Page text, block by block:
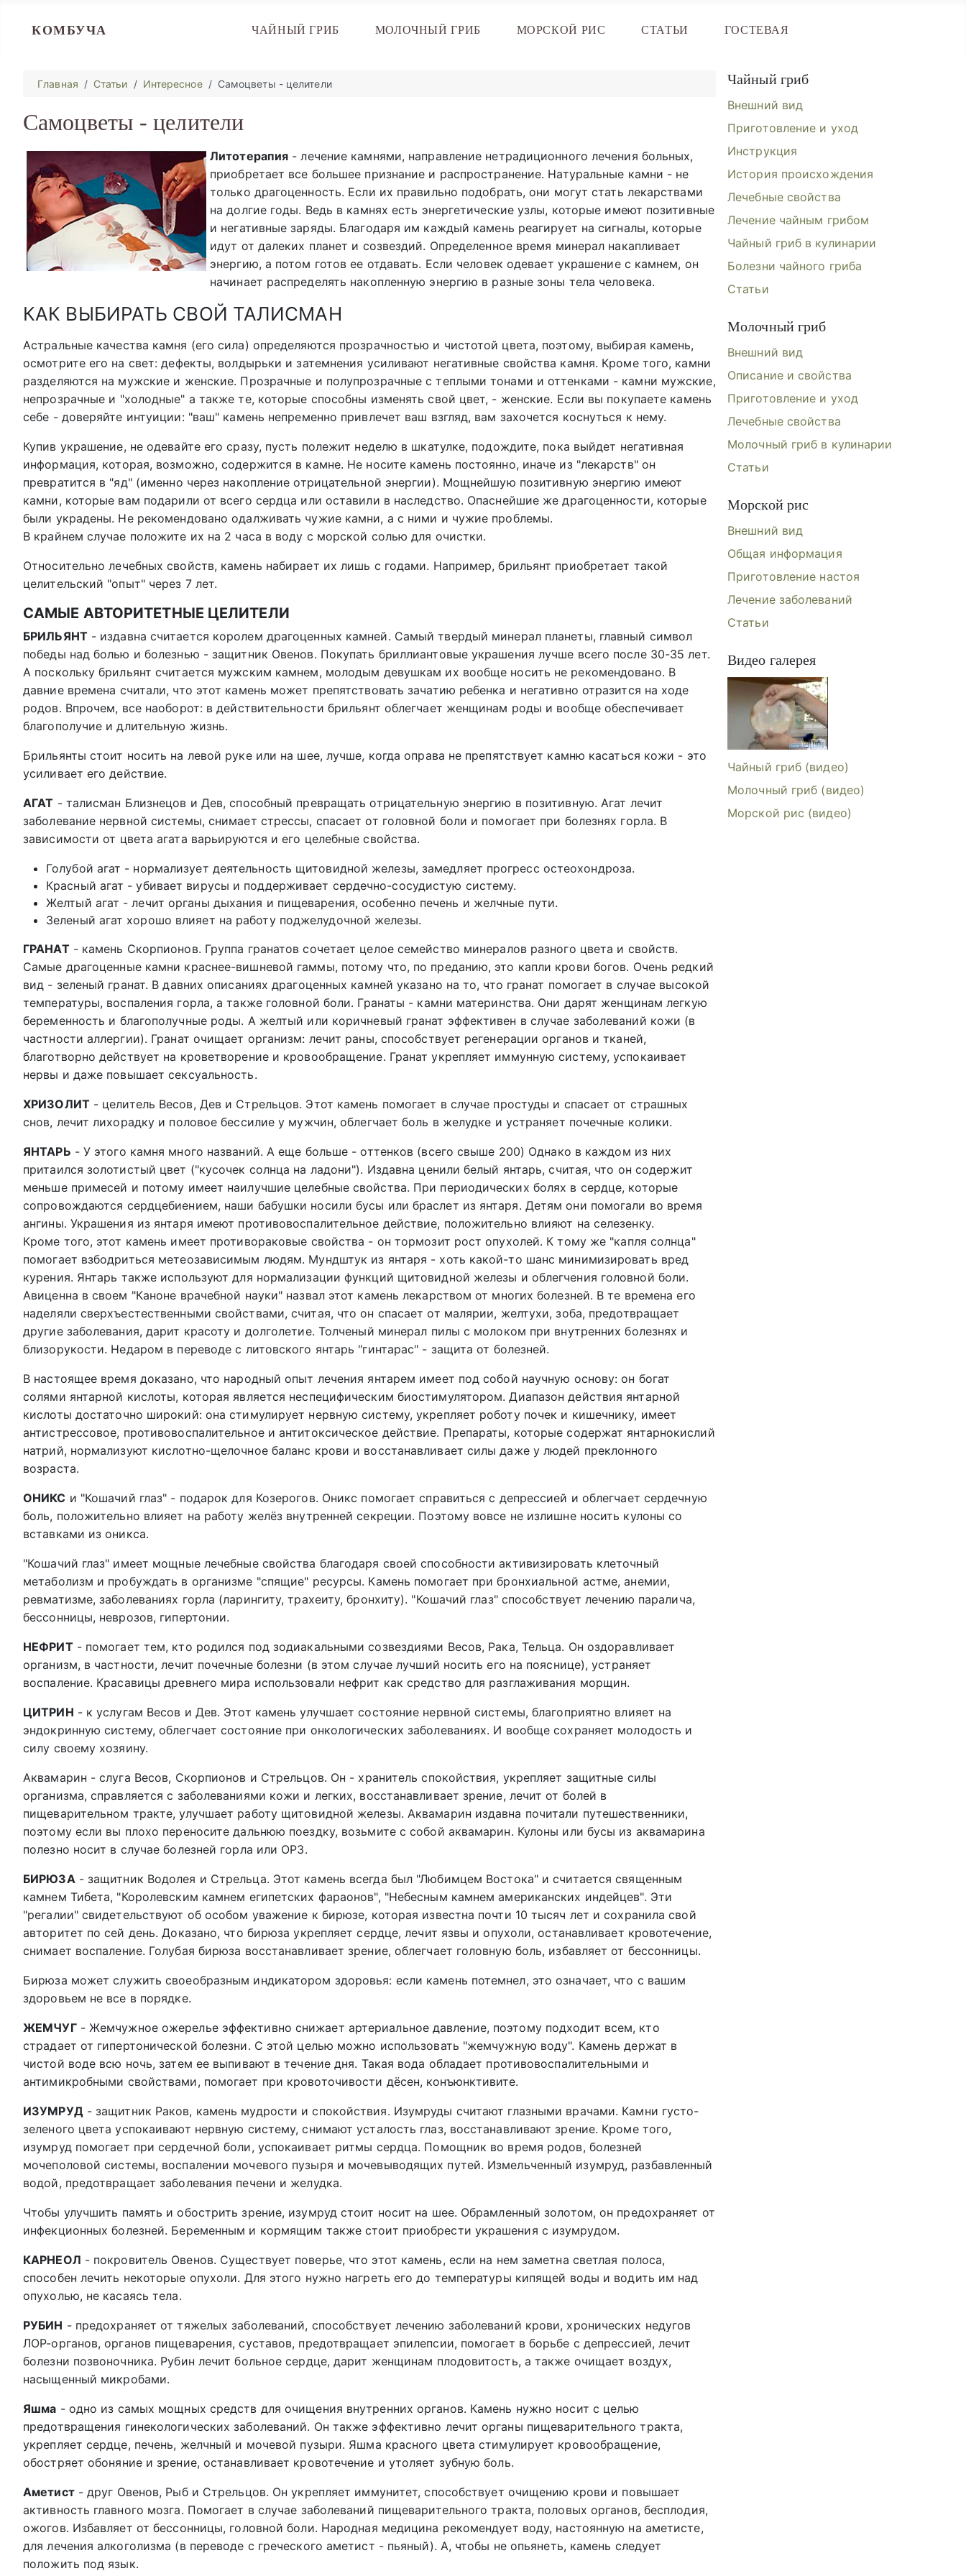
КОМБУЧА ЧАЙНЫЙ ГРИБ МОЛОЧНЫЙ ГРИБ МОРСКОЙ РИС СТАТЬИ ГОСТЕВАЯ
Главная Статьи Интересное Самоцветы - целители
Самоцветы - целители
Литотерапия - лечение камнями, направление нетрадиционного лечения больных,
приобретает все большее признание и распространение. Натуральные камни - не
только драгоценность. Если их правильно подобрать, они могут стать лекарствами
на долгие годы. Ведь в камнях есть энергетические узлы, которые имеют позитивные
и негативные заряды. Благодаря им каждый камень реагирует на сигналы, которые
идут от далеких планет и созвездий. Определенное время минерал накапливает
энергию, а потом готов ее отдавать. Если человек одевает украшение с камнем, он
начинает распределять накопленную энергию в разные зоны тела человека.
КАК ВЫБИРАТЬ СВОЙ ТАЛИСМАН
Астральные качества камня (его сила) определяются прозрачностью и чистотой цвета, поэтому, выбирая камень,
осмотрите его на свет: дефекты, волдырьки и затемнения усиливают негативные свойства камня. Кроме того, камни
разделяются на мужские и женские. Прозрачные и полупрозрачные с теплыми тонами и оттенками - камни мужские,
непрозрачные и "холодные" а также те, которые способны изменять свой цвет, - женские. Если вы покупаете камень
себе - доверяйте интуиции: "ваш" камень непременно привлечет ваш взгляд, вам захочется коснуться к нему.
Купив украшение, не одевайте его сразу, пусть полежит неделю в шкатулке, подождите, пока выйдет негативная
информация, которая, возможно, содержится в камне. Не носите камень постоянно, иначе из "лекарств" он
превратится в "яд" (именно через накопление отрицательной энергии). Мощнейшую позитивную энергию имеют
камни, которые вам подарили от всего сердца или оставили в наследство. Опаснейшие же драгоценности, которые
были украдены. Не рекомендовано одалживать чужие камни, а с ними и чужие проблемы.
В крайнем случае положите их на 2 часа в воду с морской солью для очистки.
Относительно лечебных свойств, камень набирает их лишь с годами. Например, брильянт приобретает такой
целительский "опыт" через 7 лет.
САМЫЕ АВТОРИТЕТНЫЕ ЦЕЛИТЕЛИ
БРИЛЬЯНТ- издавна считается королем драгоценных камней. Самый твердый минерал планеты, главный символ
победы над болью и болезнью - защитник Овенов. Покупать бриллиантовые украшения лучше всего после 30-35 лет.
А поскольку брильянт считается мужским камнем, молодым девушкам их вообще носить не рекомендовано. В
давние времена считали, что этот камень может препятствовать зачатию ребенка и негативно отразится на ходе
родов. Впрочем, все наоборот: в действительности брильянт облегчает женщинам роды и вообще обеспечивает
благополучие и длительную жизнь.
Брильянты стоит носить на левой руке или на шее, лучше, когда оправа не препятствует камню касаться кожи - это
усиливает его действие.
АГАТ - талисман Близнецов и Дев, способный превращать отрицательную энергию в позитивную. Агат лечит
заболевание нервной системы, снимает стрессы, спасает от головной боли и помогает при болезнях горла. В
зависимости от цвета агата варьируются и его целебные свойства.
Голубой агат - нормализует деятельность щитовидной железы, замедляет прогресс остеохондроза.
Красный агат - убивает вирусы и поддерживает сердечно-сосудистую систему.
Желтый агат - лечит органы дыхания и пищеварения, особенно печень и желчные пути.
Зеленый агат хорошо влияет на работу поджелудочной железы.
ГРАНАТ- камень Скорпионов. Группа гранатов сочетает целое семейство минералов разного цвета и свойств.
Самые драгоценные камни краснее-вишневой гаммы, потому что, по преданию, это капли крови богов. Очень редкий
вид - зеленый гранат. В давних описаниях драгоценных камней указано на то, что гранат помогает в случае высокой
температуры, воспаления горла, а также головной боли. Гранаты - камни материнства. Они дарят женщинам легкую
беременность и благополучные роды. А желтый или коричневый гранат эффективен в случае заболеваний кожи (в
частности аллергии). Гранат очищает организм: лечит раны, способствует регенерации органов и тканей,
благотворно действует на кроветворение и кровообращение. Гранат укрепляет иммунную систему, успокаивает
нервы и даже повышает сексуальность.
ХРИЗОЛИТ- целитель Весов, Дев и Стрельцов. Этот камень помогает в случае простуды и спасает от страшных
снов, лечит лихорадку и половое бессилие у мужчин, облегчает боль в желудке и устраняет почечные колики.
ЯНТАРЬ - У этого камня много названий. А еще больше - оттенков (всего свыше 200) Однако в каждом из них
притаился золотистый цвет ("кусочек солнца на ладони"). Издавна ценили белый янтарь, считая, что он содержит
меньше примесей и потому имеет наилучшие целебные свойства. При периодических болях в сердце, которые
сопровождаются сердцебиением, наши бабушки носили бусы или браслет из янтаря. Детям они помогали во время
ангины. Украшения из янтаря имеют противовоспалительное действие, положительно влияют на селезенку.
Кроме того, этот камень имеет противораковые свойства - он тормозит рост опухолей. К тому же "капля солнца"
помогает взбодриться метеозависимым людям. Мундштук из янтаря - хоть какой-то шанс минимизировать вред
курения. Янтарь также используют для нормализации функций щитовидной железы и облегчения головной боли.
Авиценна в своем "Каноне врачебной науки" назвал этот камень лекарством от многих болезней. В те времена его
наделяли сверхъестественными свойствами, считая, что он спасает от малярии, желтухи, зоба, предотвращает
другие заболевания, дарит красоту и долголетие. Толченый минерал пилы с молоком при внутренних болезнях и
близорукости. Недаром в переводе с литовского янтарь "гинтарас" - защита от болезней.
В настоящее время доказано, что народный опыт лечения янтарем имеет под собой научную основу: он богат
солями янтарной кислоты, которая является неспецифическим биостимулятором. Диапазон действия янтарной
кислоты достаточно широкий: она стимулирует нервную систему, укрепляет роботу почек и кишечнику, имеет
антистрессовое, противовоспалительное и антитоксическое действие. Препараты, которые содержат янтарнокислий
натрий, нормализуют кислотно-щелочное баланс крови и восстанавливает силы даже у людей преклонного
возраста.
ОНИКС и "Кошачий глаз" - подарок для Козерогов. Оникс помогает справиться с депрессией и облегчает сердечную
боль, положительно влияет на работу желёз внутренней секреции. Поэтому вовсе не излишне носить кулоны со
вставками из оникса.
"Кошачий глаз" имеет мощные лечебные свойства благодаря своей способности активизировать клеточный
метаболизм и пробуждать в организме "спящие" ресурсы. Камень помогает при бронхиальной астме, анемии,
ревматизме, заболеваниях горла (ларингиту, трахеиту, бронхиту). "Кошачий глаз" способствует лечению паралича,
бессонницы, неврозов, гипертонии.
НЕФРИТ- помогает тем, кто родился под зодиакальными созвездиями Весов, Рака, Тельца. Он оздоравливает
организм, в частности, лечит почечные болезни (в этом случае лучший носить его на пояснице), устраняет
воспаление. Красавицы древнего мира использовали нефрит как средство для разглаживания морщин.
ЦИТРИН - к услугам Весов и Дев. Этот камень улучшает состояние нервной системы, благоприятно влияет на
эндокринную систему, облегчает состояние при онкологических заболеваниях. И вообще сохраняет молодость и
силу своему хозяину.
Аквамарин - слуга Весов, Скорпионов и Стрельцов. Он - хранитель спокойствия, укрепляет защитные силы
организма, справляется с заболеваниями кожи и легких, восстанавливает зрение, лечит от болей в
пищеварительном тракте, улучшает работу щитовидной железы. Аквамарин издавна почитали путешественники,
поэтому если вы плохо переносите дальнюю поездку, возьмите с собой аквамарин. Кулоны или бусы из аквамарина
полезно носит в случае болезней горла или ОРЗ.
БИРЮЗА- защитник Водолея и Стрельца. Этот камень всегда был "Любимцем Востока" и считается священным
камнем Тибета, "Королевским камнем египетских фараонов", "Небесным камнем американских индейцев". Эти
"регалии" свидетельствуют об особом уважение к бирюзе, которая известна почти 10 тысяч лет и сохранила свой
авторитет по сей день. Доказано, что бирюза укрепляет сердце, лечит язвы и опухоли, останавливает кровотечение,
снимает воспаление. Голубая бирюза восстанавливает зрение, облегчает головную боль, избавляет от бессонницы.
Бирюза может служить своеобразным индикатором здоровья: если камень потемнел, это означает, что с вашим
здоровьем не все в порядке.
ЖЕМЧУГ- Жемчужное ожерелье эффективно снижает артериальное давление, поэтому подходит всем, кто
страдает от гипертонической болезни. С этой целью можно использовать "жемчужную воду". Камень держат в
чистой воде всю ночь, затем ее выпивают в течение дня. Такая вода обладает противовоспалительными и
антимикробными свойствами, помогает при кровоточивости дёсен, конъюнктивите.
ИЗУМРУД- защитник Раков, камень мудрости и спокойствия. Изумруды считают глазными врачами. Камни густо-
зеленого цвета успокаивают нервную систему, снимают усталость глаз, восстанавливают зрение. Кроме того,
изумруд помогает при сердечной боли, успокаивает ритмы сердца. Помощник во время родов, болезней
мочеполовой системы, воспалении мочевого пузыря и мочевыводящих путей. Измельченный изумруд, разбавленный
водой, предотвращает заболевания печени и желудка.
Чтобы улучшить память и обострить зрение, изумруд стоит носит на шее. Обрамленный золотом, он предохраняет от
инфекционных болезней. Беременным и кормящим также стоит приобрести украшения с изумрудом.
КАРНЕОЛ - покровитель Овенов. Существует поверье, что этот камень, если на нем заметна светлая полоса,
способен лечить некоторые опухоли. Для этого нужно нагреть его до температуры кипящей воды и водить им над
опухолью, не касаясь тела.
РУБИН - предохраняет от тяжелых заболеваний, способствует лечению заболеваний крови, хронических недугов
ЛОР-органов, органов пищеварения, суставов, предотвращает эпилепсии, помогает в борьбе с депрессией, лечит
болезни позвоночника. Рубин лечит больное сердце, дарит женщинам плодовитость, а также очищает воздух,
насыщенный микробами.
Яшма - одно из самых мощных средств для очищения внутренних органов. Камень нужно носит с целью
предотвращения гинекологических заболеваний. Он также эффективно лечит органы пищеварительного тракта,
укрепляет сердце, печень, желчный и мочевой пузыри. Яшма красного цвета стимулирует кровообращение,
обостряет обоняние и зрение, останавливает кровотечение и утоляет зубную боль.
Аметист- друг Овенов, Рыб и Стрельцов. Он укрепляет иммунитет, способствует очищению крови и повышает
активность главного мозга. Помогает в случае заболеваний пищеварительного тракта, половых органов, бесплодия,
ожогов. Избавляет от бессонницы, головной боли. Народная медицина рекомендует воду, настоянную на аметисте,
для лечения алкоголизма (в переводе с греческого аметист - пьяный). А, чтобы не опьянеть, камень следует
положить под язык.
Чайный гриб
Внешний вид
Приготовление и уход
Инструкция
История происхождения
Лечебные свойства
Лечение чайным грибом
Чайный гриб в кулинарии
Болезни чайного гриба
Статьи
Молочный гриб
Внешний вид
Описание и свойства
Приготовление и уход
Лечебные свойства
Молочный гриб в кулинарии
Статьи
Морской рис
Внешний вид
Общая информация
Приготовление настоя
Лечение заболеваний
Статьи
Видео галерея
Видеогалерея:
Чайный гриб (видео)
Молочный гриб (видео)
Морской рис (видео)